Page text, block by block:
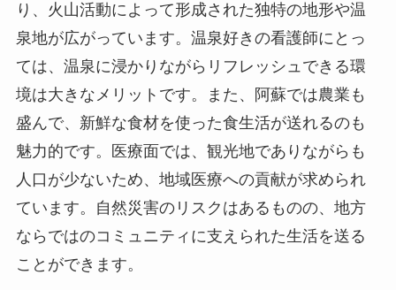
り、火山活動によって形成された独特の地形や温
泉地が広がっています。温泉好きの看護師にとっ
ては、温泉に浸かりながらリフレッシュできる環
境は大きなメリットです。また、阿蘇では農業も
盛んで、新鮮な食材を使った食生活が送れるのも
魅力的です。医療面では、観光地でありながらも
人口が少ないため、地域医療への貢献が求められ
ています。自然災害のリスクはあるものの、地方
ならではのコミュニティに支えられた生活を送る
ことができます。